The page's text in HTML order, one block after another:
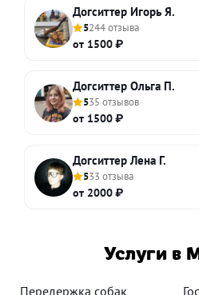
Догситтер Игорь Я.
5244 отзыва
от 1500 ₽
Догситтер Ольга П.
535 отзывов
от 1500 ₽
Догситтер Лена Г.
533 отзыва
от 2000 ₽
Услуги в
Передержка собак